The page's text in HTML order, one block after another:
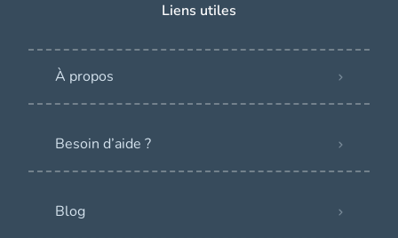
Liens utiles
À propos
Besoin d’aide ?
Blog